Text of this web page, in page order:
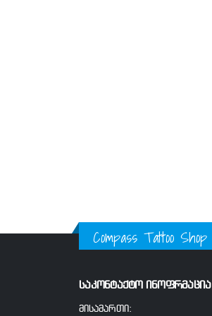
Compass Tattoo Shop
საკონტაქტო ინოფრმაცია
მისამართი: